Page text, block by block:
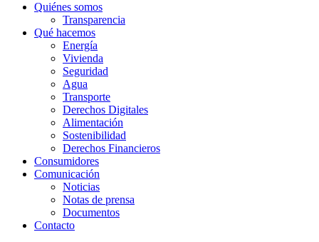
Quiénes somos
Transparencia
Qué hacemos
Energía
Vivienda
Seguridad
Agua
Transporte
Derechos Digitales
Alimentación
Sostenibilidad
Derechos Financieros
Consumidores
Comunicación
Noticias
Notas de prensa
Documentos
Contacto